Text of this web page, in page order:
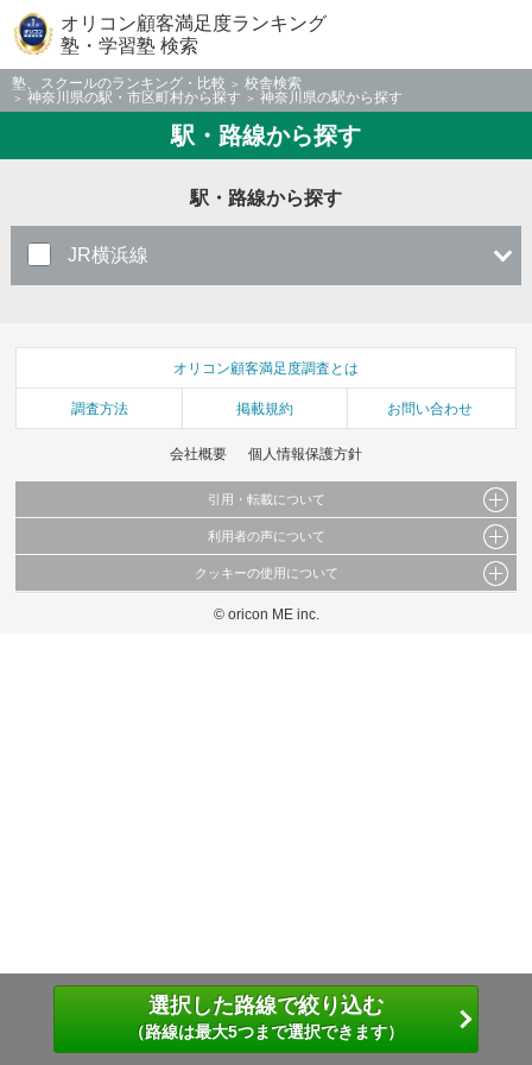
オリコン顧客満足度ランキング
塾・学習塾 検索
塾、スクールのランキング・比較
校舎検索
神奈川県の駅・市区町村から探す
神奈川県の駅から探す
駅・路線から探す
駅・路線から探す
JR横浜線
選択した路線で絞り込む
（路線は最大5つまで選択できます）
オリコン顧客満足度調査とは
調査方法 掲載規約 お問い合わせ
会社概要 個人情報保護方針
引用・転載について
当サイトで公開されている情報（文字、写真、イラスト、画像データ等）及びこれらの配
これらの情報を権利者の許可なく無断転載・複製などの二次利用を行うことは固く禁じて
利用者の声について
当サイトに掲載している内容はすべてサービスの利用者が提出された見解・感想です。
弊社の見解・ 意見ではないことをご理解いただいた上でご覧ください。
クッキーの使用について
このサイトでは Cookie を使用して、ユーザーに合わせたコンテンツや広告の表示、ソー
© oricon ME inc.